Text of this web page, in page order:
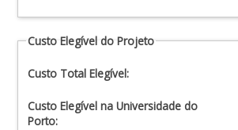
Custo Elegível do Projeto
Custo Total Elegível:
Custo Elegível na Universidade do
Porto: